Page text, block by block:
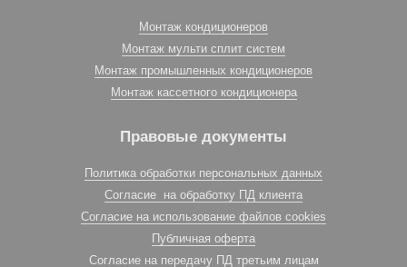
Монтаж кондиционеров
Монтаж мульти сплит систем
Монтаж промышленных кондиционеров
Монтаж кассетного кондиционера
Правовые документы
Политика обработки персональных данных
Согласие на обработку ПД клиента
Согласие на использование файлов cookies
Публичная оферта
Согласие на передачу ПД третьим лицам